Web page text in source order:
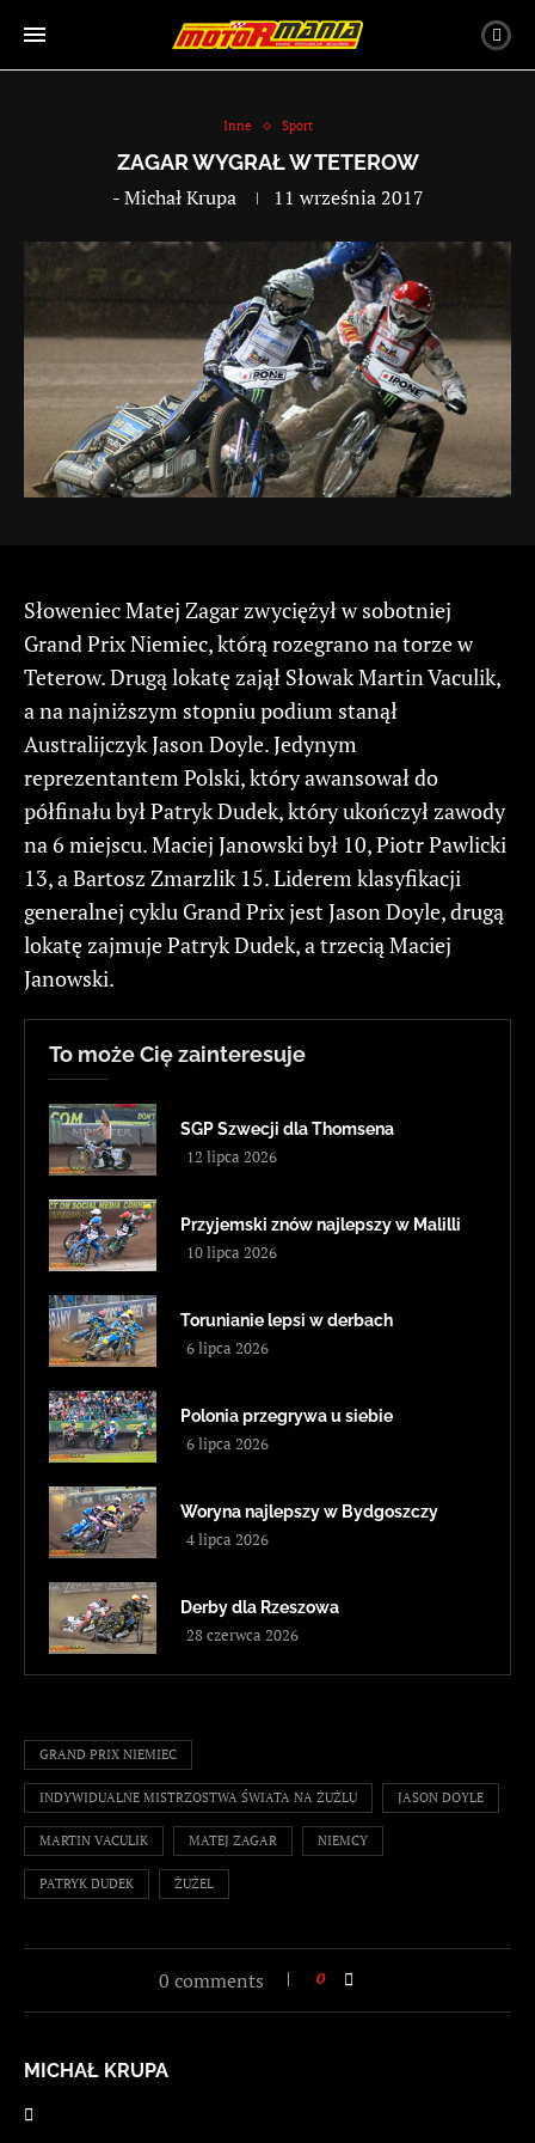
Inne Sport
ZAGAR WYGRAŁ W TETEROW
-Michał Krupa 11 września 2017
Słoweniec Matej Zagar zwyciężył w sobotniej
Grand Prix Niemiec, którą rozegrano na torze w
Teterow. Drugą lokatę zajął Słowak Martin Vaculik,
a na najniższym stopniu podium stanął
Australijczyk Jason Doyle. Jedynym
reprezentantem Polski, który awansował do
półfinału był Patryk Dudek, który ukończył zawody
na 6 miejscu. Maciej Janowski był 10, Piotr Pawlicki
13, a Bartosz Zmarzlik 15. Liderem klasyfikacji
generalnej cyklu Grand Prix jest Jason Doyle, drugą
lokatę zajmuje Patryk Dudek, a trzecią Maciej
Janowski.
To może Cię zainteresuje
SGP Szwecji dla Thomsena
12 lipca 2026
Przyjemski znów najlepszy w Malilli
10 lipca 2026
Torunianie lepsi w derbach
6 lipca 2026
Polonia przegrywa u siebie
6 lipca 2026
Woryna najlepszy w Bydgoszczy
4 lipca 2026
Derby dla Rzeszowa
28 czerwca 2026
GRAND PRIX NIEMIEC
INDYWIDUALNE MISTRZOSTWA ŚWIATA NA ŻUŻLU JASON DOYLE
MARTIN VACULIK MATEJ ZAGAR NIEMCY
PATRYK DUDEK ŻUŻEL
0 comments 0
MICHAŁ KRUPA